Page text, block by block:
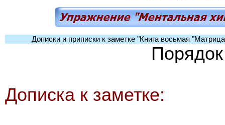
Дописки и приписки к заметке "Книга восьмая
Дописка к заметке: